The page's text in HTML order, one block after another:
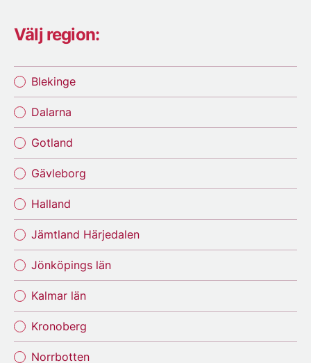
Välj region:
Blekinge
Dalarna
Gotland
Gävleborg
Halland
Jämtland Härjedalen
Jönköpings län
Kalmar län
Kronoberg
Norrbotten